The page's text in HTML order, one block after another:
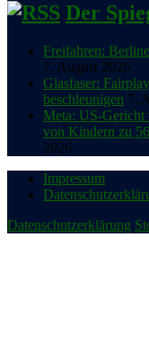
Der
Freifahren:
7. August 2026
Glasfaser:
beschleunigen 7.
Meta: US-Gericht
von Kindern zu
2026
Impressum
Datenschutzerklärung